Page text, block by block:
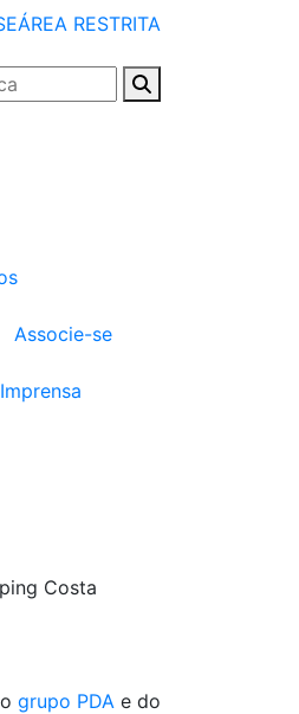
ÁREA RESTRITA
Associe-se
Costa
grupo PDA e do